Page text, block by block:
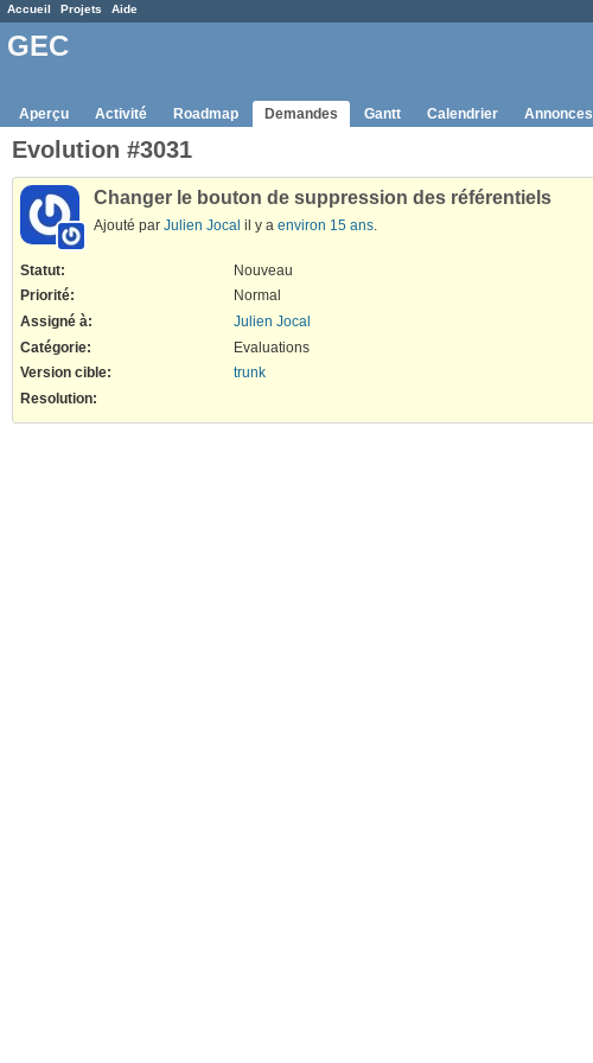
Accueil Projets Aide
GEC
Aperçu Activité Roadmap Demandes Gantt Calendrier Annonces
Evolution #3031
Changer le bouton de suppression des référentiels
Ajouté par Julien Jocal il y a environ 15 ans.
Statut:
Nouveau
Priorité:
Normal
Assigné à:
Julien Jocal
Catégorie:
Evaluations
Version cible:
trunk
Resolution: